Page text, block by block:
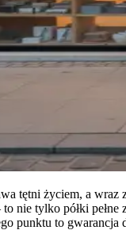
tętni życiem, a
nie tylko półki
punktu to